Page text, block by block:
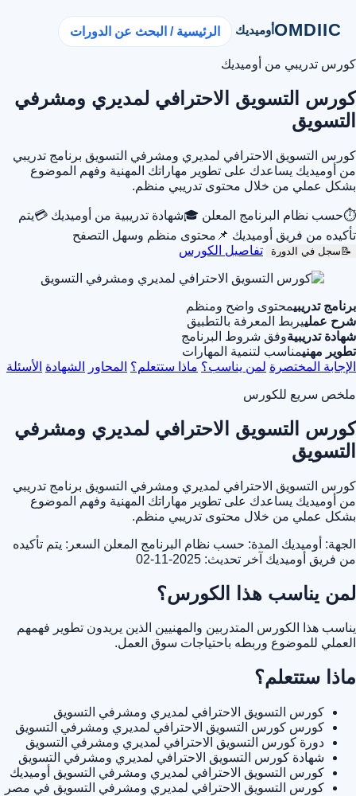
OMDIICأوميديك الرئيسية / البحث عن الدورات
كورس تدريبي من أوميديك
كورس التسويق الاحترافي لمديري ومشرفي
التسويق
كورس التسويق الاحترافي لمديري ومشرفي التسويق برنامج تدريبي
من أوميديك يساعدك على تطوير مهاراتك المهنية وفهم الموضوع
بشكل عملي من خلال محتوى تدريبي منظم.
⏱حسب نظام البرنامج المعلن 🎓شهادة تدريبية من أوميديك 💳يتم
تأكيده من فريق أوميديك 📌 محتوى منظم وسهل التصفح
📝 سجل في الدورة تفاصيل الكورس
برنامج تدريبيمحتوى واضح ومنظم
شرح عملييربط المعرفة بالتطبيق
شهادة تدريبيةوفق شروط البرنامج
تطوير مهنيمناسب لتنمية المهارات
الإجابة المختصرة لمن يناسب؟ ماذا ستتعلم؟ المحاور الشهادة الأسئلة
ملخص سريع للكورس
كورس التسويق الاحترافي لمديري ومشرفي
التسويق
كورس التسويق الاحترافي لمديري ومشرفي التسويق برنامج تدريبي
من أوميديك يساعدك على تطوير مهاراتك المهنية وفهم الموضوع
بشكل عملي من خلال محتوى تدريبي منظم.
الجهة: أوميديك المدة: حسب نظام البرنامج المعلن السعر: يتم تأكيده
من فريق أوميديك آخر تحديث: 2025-11-02
لمن يناسب هذا الكورس؟
يناسب هذا الكورس المتدربين والمهنيين الذين يريدون تطوير فهمهم
العملي للموضوع وربطه باحتياجات سوق العمل.
ماذا ستتعلم؟
كورس التسويق الاحترافي لمديري ومشرفي التسويق
كورس كورس التسويق الاحترافي لمديري ومشرفي التسويق
دورة كورس التسويق الاحترافي لمديري ومشرفي التسويق
شهادة كورس التسويق الاحترافي لمديري ومشرفي التسويق
كورس التسويق الاحترافي لمديري ومشرفي التسويق أوميديك
كورس التسويق الاحترافي لمديري ومشرفي التسويق في مصر